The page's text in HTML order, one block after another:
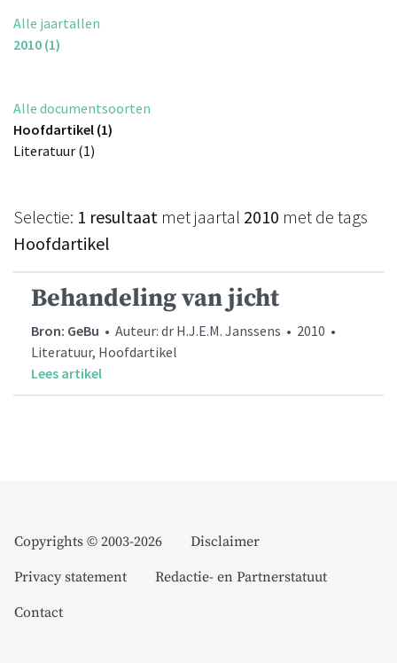
Alle jaartallen
2010 (1)
Alle documentsoorten
Hoofdartikel (1)
Literatuur (1)
Selectie: 1 resultaat met jaartal 2010 met de tags
Hoofdartikel
Behandeling van jicht
Bron: GeBu • Auteur: dr H.J.E.M. Janssens • 2010 •
Literatuur, Hoofdartikel
Lees artikel
Copyrights © 2003-2026
Disclaimer
Privacy statement
Redactie- en Partnerstatuut
Contact